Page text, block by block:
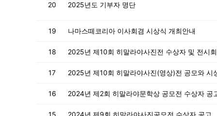
20 2025년도 기부자 명단
19 나마스떼코리아 이사회겸 시상식 개최안내
18 2025년 제10회 히말라야사진전 수상자 및 전시
17 2025년 제10회 히말라야사진(영상)전 공모와 시
16 2024년 제2회 히말라야문학상 공모전 수상자 공